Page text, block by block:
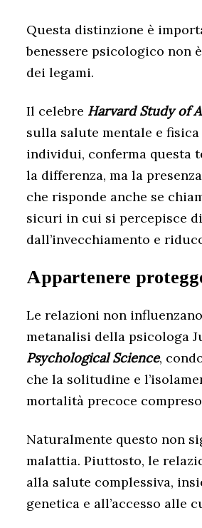
Questa distinzione è
benessere psicologico non
dei legami.
Il celebre Harvard Study of
sulla salute mentale e
individui, conferma questa
la differenza, ma la
che risponde anche se
sicuri in cui si percepisce
dall’invecchiamento e
Appartenere
Le relazioni non
metanalisi della psicologa
Psychological Science,
che la solitudine e
mortalità precoce
Naturalmente questo non
malattia. Piuttosto, le
alla salute complessiva,
genetica e all’accesso alle